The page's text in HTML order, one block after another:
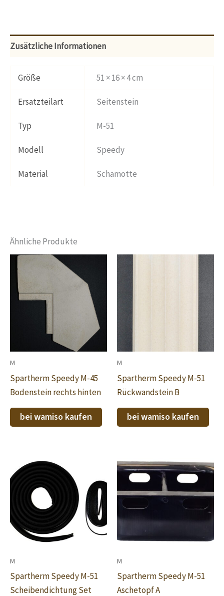
Zusätzliche Informationen
Größe 51 × 16 × 4 cm
Ersatzteilart Seitenstein
Typ M-51
Modell Speedy
Material Schamotte
Ähnliche Produkte
M
Spartherm Speedy M-45
Bodenstein rechts hinten
bei wamiso kaufen
M
Spartherm Speedy M-51
Rückwandstein B
bei wamiso kaufen
M
Spartherm Speedy M-51
Scheibendichtung Set
M
Spartherm Speedy M-51
Aschetopf A